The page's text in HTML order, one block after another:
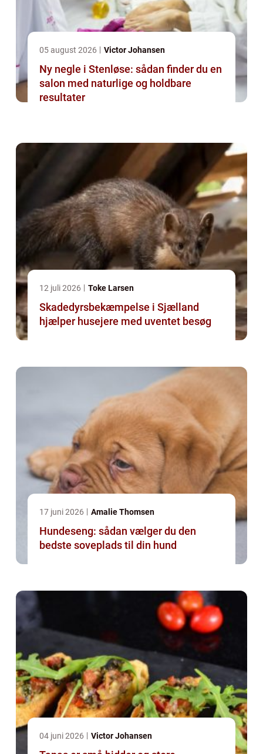
05 august 2026 Victor Johansen
Ny negle i Stenløse: sådan finder du en
salon med naturlige og holdbare
resultater
12 juli 2026 Toke Larsen
Skadedyrsbekæmpelse i Sjælland
hjælper husejere med uventet besøg
17 juni 2026 Amalie Thomsen
Hundeseng: sådan vælger du den
bedste soveplads til din hund
04 juni 2026 Victor Johansen